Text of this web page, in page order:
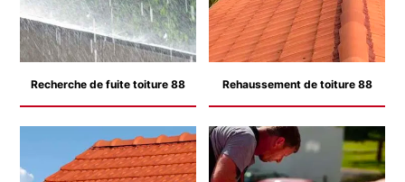
Recherche de fuite toiture 88 Rehaussement de toiture 88